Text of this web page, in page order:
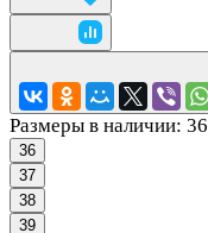
Размеры в наличии: 36
36
37
38
39